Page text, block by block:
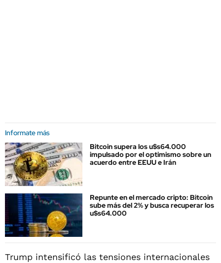
Informate más
Bitcoin supera los u$s64.000
impulsado por el optimismo sobre un
acuerdo entre EEUU e Irán
Repunte en el mercado cripto: Bitcoin
sube más del 2% y busca recuperar los
u$s64.000
Trump intensificó las tensiones internacionales